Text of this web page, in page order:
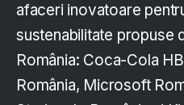
afaceri inovatoare
sustenabilitate propuse
România: Coca-Cola
România, Microsoft